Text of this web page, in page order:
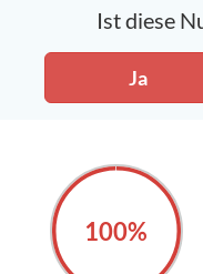
Ist diese
Ja
100%